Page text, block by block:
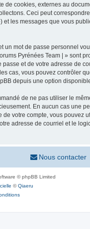
cookies, externes au
Ceci peut
les messages que vous
mot de passe personnel
Pyrénées Team | » sont
et de votre adresse de
cas, vous pouvez contrôler
depuis une option
de ne pas utiliser le
En aucun cas une
votre compte, vous pouvez
adresse de courriel et le
Nous contacter
© phpBB Limited
©Qiaeru